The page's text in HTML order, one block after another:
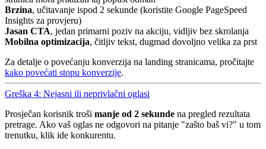
Brzina, učitavanje ispod 2 sekunde (koristite Google PageSpeed
Insights za provjeru)
Jasan CTA, jedan primarni poziv na akciju, vidljiv bez skrolanja
Mobilna optimizacija, čitljiv tekst, dugmad dovoljno velika za prst
Za detalje o povećanju konverzija na landing stranicama, pročitajte
kako povećati stopu konverzije.
Greška 4: Nejasni ili neprivlačni oglasi
Prosječan korisnik troši manje od 2 sekunde na pregled rezultata
pretrage. Ako vaš oglas ne odgovori na pitanje "zašto baš vi?" u tom
trenutku, klik ide konkurentu.